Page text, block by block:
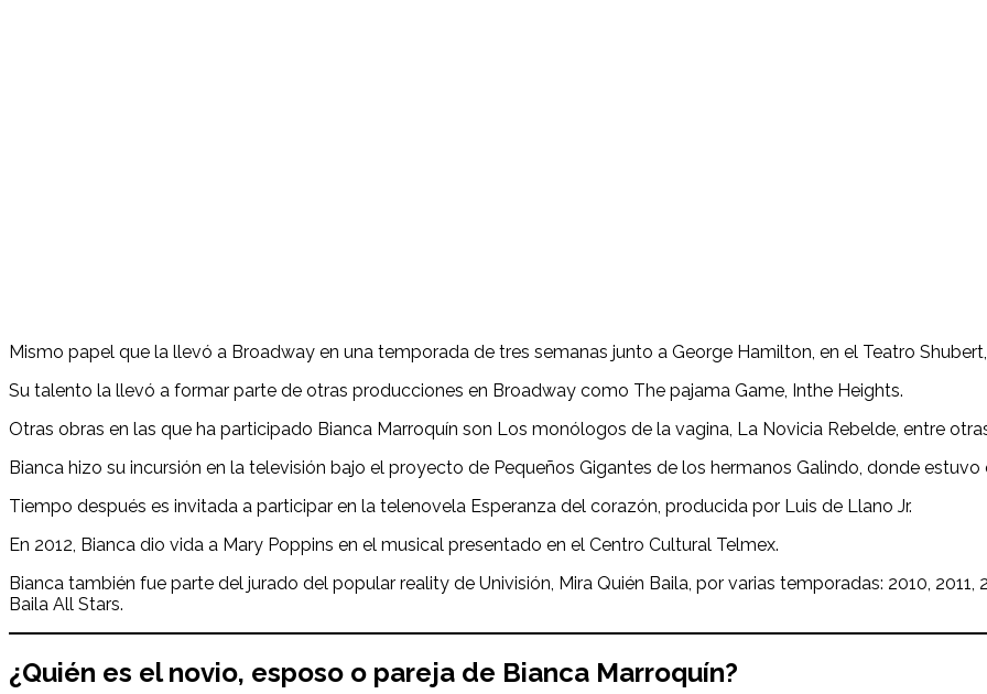
Mismo papel que la llevó a Broadway en una temporada de tres semanas junto a George Hamilton, en el Teatro
Su talento la llevó a formar parte de otras producciones en Broadway como The pajama Game, Inthe Heights.
Otras obras en las que ha participado Bianca Marroquín son Los monólogos de la vagina, La Novicia Rebelde, entre
Bianca hizo su incursión en la televisión bajo el proyecto de Pequeños Gigantes de los hermanos Galindo, donde
Tiempo después es invitada a participar en la telenovela Esperanza del corazón, producida por Luis de Llano Jr.
En 2012, Bianca dio vida a Mary Poppins en el musical presentado en el Centro Cultural Telmex.
Bianca también fue parte del jurado del popular reality de Univisión, Mira Quién Baila, por varias temporadas: 2010,
Baila All Stars.
¿Quién es el novio, esposo o pareja de Bianca Marroquín?